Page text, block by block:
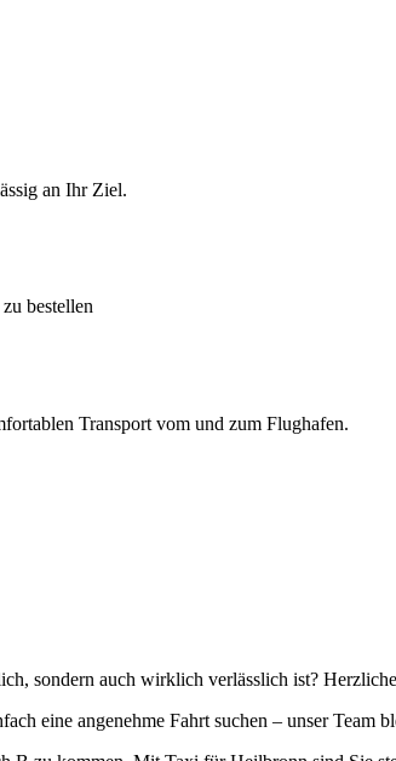
an Ihr Ziel.
bestellen
Transport vom und zum Flughafen.
sondern auch wirklich verlässlich ist?
eine angenehme Fahrt suchen – unser Team